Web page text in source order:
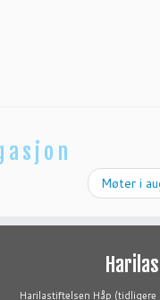
Møter i
Harilastiftelsen Håp